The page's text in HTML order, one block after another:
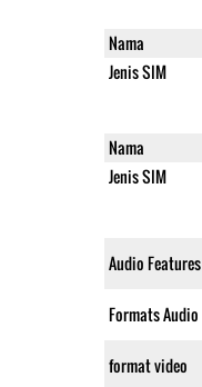
Nama
Jenis SIM
Nama
Jenis SIM
Audio Features
Formats Audio
format video